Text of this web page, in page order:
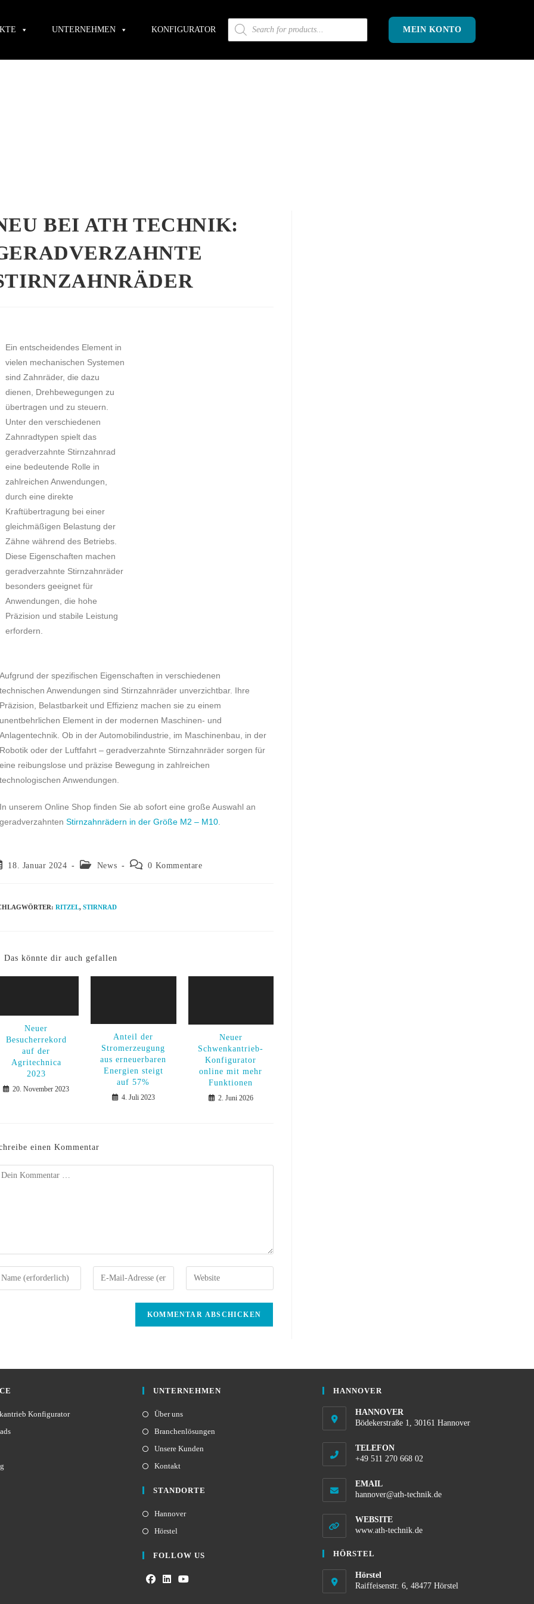
UNTERNEHMEN KONFIGURATOR MEIN KONTO
BEI ATH TECHNIK:
Ein entscheidendes Element in
vielen mechanischen Systemen
sind Zahnräder, die dazu
dienen, Drehbewegungen zu
übertragen und zu steuern.
Unter den verschiedenen
Zahnradtypen spielt das
geradverzahnte Stirnzahnrad
eine bedeutende Rolle in
zahlreichen Anwendungen,
durch eine direkte
Kraftübertragung bei einer
gleichmäßigen Belastung der
Zähne während des Betriebs.
Diese Eigenschaften machen
geradverzahnte Stirnzahnräder
besonders geeignet für
Anwendungen, die hohe
Präzision und stabile Leistung
erfordern
der spezifischen Eigenschaften in verschiedenen
Anwendungen sind Stirnzahnräder unverzichtbar. Ihre
Belastbarkeit und Effizienz machen sie zu einem
Element in der modernen Maschinen- und
Ob in der Automobilindustrie, im Maschinenbau, in der
oder der Luftfahrt – geradverzahnte Stirnzahnräder sorgen für
reibungslose und präzise Bewegung in zahlreichen
Anwendungen.
unserem Online Shop finden Sie ab sofort eine große Auswahl an
Stirnzahnrädern in der Größe M2 – M10.
18. Januar 2024 News 0 Kommentare
: RITZEL, STIRNRAD
Das könnte dir auch gefallen
Neuer
Besucherrekord
auf der
Agritechnica
2023
20. November 2023
Anteil der
Stromerzeugung
aus erneuerbaren
Energien steigt
auf 57%
4. Juli 2023
Neuer
Schwenkantrieb-
Konfigurator
online mit mehr
Funktionen
2. Juni 2026
einen Kommentar
Konfigurator
UNTERNEHMEN
Über uns
Branchenlösungen
Unsere Kunden
Kontakt
STANDORTE
Hannover
Hörstel
FOLLOW US
HANNOVER
HANNOVER
Bödekerstraße 1, 30161 Hannover
TELEFON
+49 511 270 668 02
EMAIL
hannover@ath-technik.de
WEBSITE
www.ath-technik.de
HÖRSTEL
Hörstel
Raiffeisenstr. 6, 48477 Hörstel